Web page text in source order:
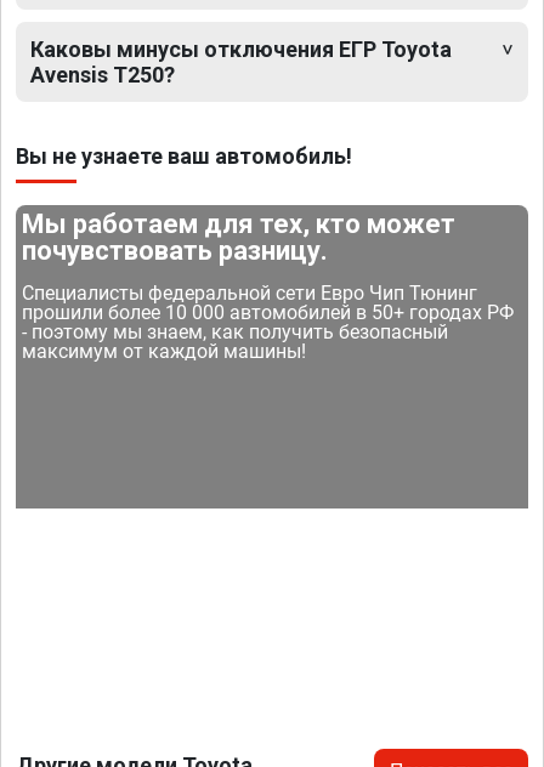
Каковы минусы отключения ЕГР Toyota
Avensis T250?
Вы не узнаете ваш автомобиль!
Мы работаем для тех, кто может
почувствовать разницу.
Специалисты федеральной сети Евро Чип Тюнинг
прошили более 10 000 автомобилей в 50+ городах РФ
- поэтому мы знаем, как получить безопасный
максимум от каждой машины!